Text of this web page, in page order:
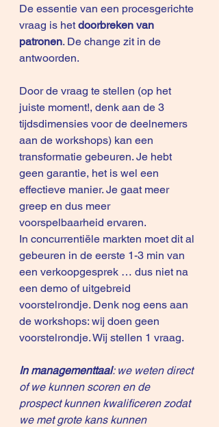
De essentie van een procesgerichte
vraag is het doorbreken van
patronen. De change zit in de
antwoorden.
Door de vraag te stellen (op het
juiste moment!, denk aan de 3
tijdsdimensies voor de deelnemers
aan de workshops) kan een
transformatie gebeuren. Je hebt
geen garantie, het is wel een
effectieve manier. Je gaat meer
greep en dus meer
voorspelbaarheid ervaren.
In concurrentiële markten moet dit al
gebeuren in de eerste 1-3 min van
een verkoopgesprek … dus niet na
een demo of uitgebreid
voorstelrondje. Denk nog eens aan
de workshops: wij doen geen
voorstelrondje. Wij stellen 1 vraag.
In managementtaal: we weten direct
of we kunnen scoren en de
prospect kunnen kwalificeren zodat
we met grote kans kunnen